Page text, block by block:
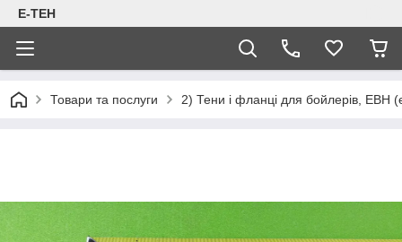
Е-ТЕН
Товари та послуги 2) Тени і фланці для бойлерів, ЕВН